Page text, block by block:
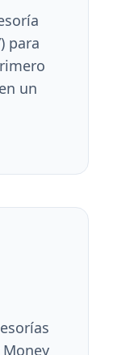
para
un
Money